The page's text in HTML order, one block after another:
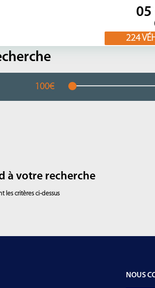
05
224
100€
à votre recherche
les critères ci-dessus
NOUS